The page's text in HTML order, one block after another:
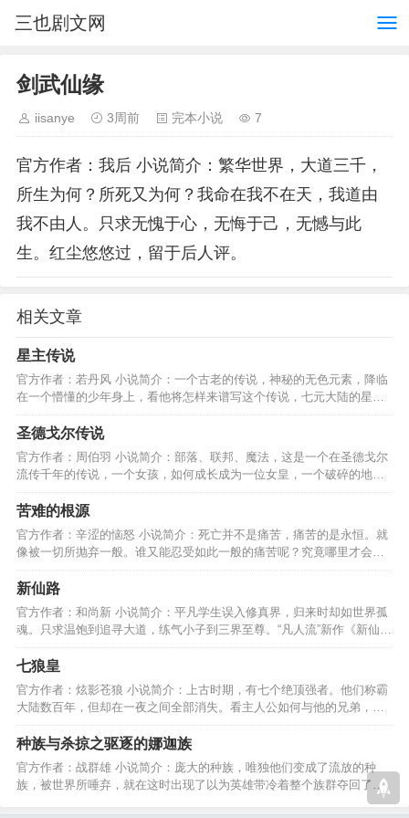
三也剧文网
剑武仙缘
iisanye 3周前 完本小说 7
官方作者：我后 小说简介：繁华世界，大道三千，
所生为何？所死又为何？我命在我不在天，我道由
我不由人。只求无愧于心，无悔于己，无憾与此
生。红尘悠悠过，留于后人评。
相关文章
星主传说
官方作者：若丹风 小说简介：一个古老的传说，神秘的无色元素，降临
在一个懵懂的少年身上，看他将怎样来谱写这个传说，七元大陆的星主
在你们的见证下产生！…
圣德戈尔传说
官方作者：周伯羽 小说简介：部落、联邦、魔法，这是一个在圣德戈尔
流传千年的传说，一个女孩，如何成长成为一位女皇，一个破碎的地方
怎样的统治才适合它？…
苦难的根源
官方作者：辛涩的恼怒 小说简介：死亡并不是痛苦，痛苦的是永恒。就
像被一切所抛弃一般。谁又能忍受如此一般的痛苦呢？究竟哪里才会是
终点？谁又能知道呢。…
新仙路
官方作者：和尚新 小说简介：平凡学生误入修真界，归来时却如世界孤
魂。只求温饱到追寻大道，练气小子到三界至尊。“凡人流”新作《新仙
路》欢迎大家阅读！…
七狼皇
官方作者：炫影苍狼 小说简介：上古时期，有七个绝顶强者。他们称霸
大陆数百年，但却在一夜之间全部消失。看主人公如何与他的兄弟，再
次重现七狼皇的辉煌。…
种族与杀掠之驱逐的娜迦族
官方作者：战群雄 小说简介：庞大的种族，唯独他们变成了流放的种
族，被世界所唾弃，就在这时出现了以为英雄带冷着整个族群夺回了整